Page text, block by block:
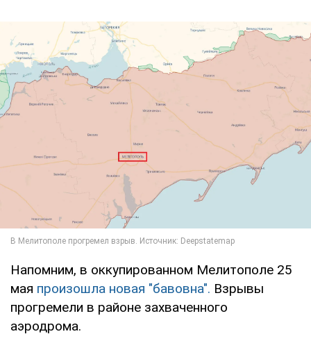
Напомним, в оккупированном Мелитополе 25
мая произошла новая "бавовна". Взрывы
прогремели в районе захваченного
аэродрома.